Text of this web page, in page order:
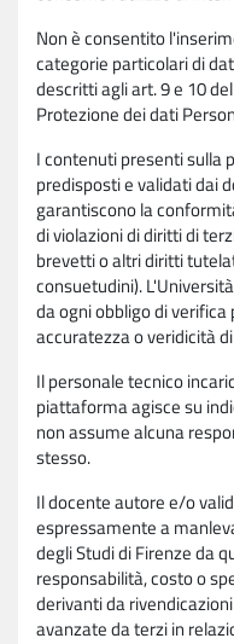
Non è consentito
categorie particolari di
descritti agli art. 9 e 10
Protezione dei dati
I contenuti presenti sulla
predisposti e validati dai
garantiscono la
di violazioni di diritti di
brevetti o altri diritti
consuetudini).
da ogni obbligo di
accuratezza o veridicità
Il personale tecnico
piattaforma agisce su
non assume alcuna
stesso.
Il docente autore e/o
espressamente a
degli Studi di Firenze da
responsabilità, costo o
derivanti da
avanzate da terzi in